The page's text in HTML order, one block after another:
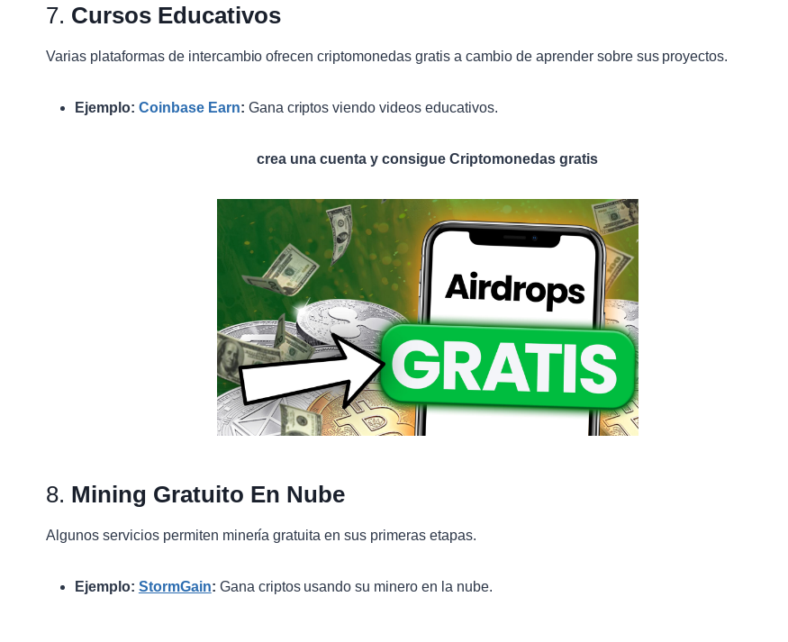
7. Cursos Educativos
Varias plataformas de intercambio ofrecen criptomonedas gratis a cambio de aprender sobre sus proyectos.
Ejemplo: Coinbase Earn: Gana criptos viendo videos educativos.
crea una cuenta y consigue Criptomonedas gratis
8. Mining Gratuito En Nube
Algunos servicios permiten minería gratuita en sus primeras etapas.
Ejemplo: StormGain: Gana criptos usando su minero en la nube.